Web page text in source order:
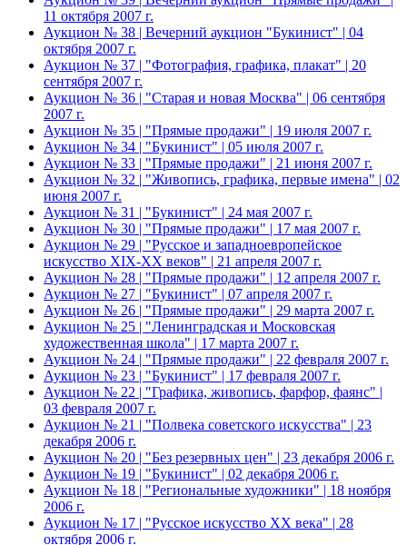
11 октября 2007 г.
Аукцион № 38 | Вечерний аукцион "Букинист" | 04
октября 2007 г.
Аукцион № 37 | "Фотография, графика, плакат" | 20
сентября 2007 г.
Аукцион № 36 | "Старая и новая Москва" | 06 сентября
2007 г.
Аукцион № 35 | "Прямые продажи" | 19 июля 2007 г.
Аукцион № 34 | "Букинист" | 05 июля 2007 г.
Аукцион № 33 | "Прямые продажи" | 21 июня 2007 г.
Аукцион № 32 | "Живопись, графика, первые имена" | 02
июня 2007 г.
Аукцион № 31 | "Букинист" | 24 мая 2007 г.
Аукцион № 30 | "Прямые продажи" | 17 мая 2007 г.
Аукцион № 29 | "Русское и западноевропейское
искусство XIX-XX веков" | 21 апреля 2007 г.
Аукцион № 28 | "Прямые продажи" | 12 апреля 2007 г.
Аукцион № 27 | "Букинист" | 07 апреля 2007 г.
Аукцион № 26 | "Прямые продажи" | 29 марта 2007 г.
Аукцион № 25 | "Ленинградская и Московская
художественная школа" | 17 марта 2007 г.
Аукцион № 24 | "Прямые продажи" | 22 февраля 2007 г.
Аукцион № 23 | "Букинист" | 17 февраля 2007 г.
Аукцион № 22 | "Графика, живопись, фарфор, фаянс" |
03 февраля 2007 г.
Аукцион № 21 | "Полвека советского искусства" | 23
декабря 2006 г.
Аукцион № 20 | "Без резервных цен" | 23 декабря 2006 г.
Аукцион № 19 | "Букинист" | 02 декабря 2006 г.
Аукцион № 18 | "Региональные художники" | 18 ноября
2006 г.
Аукцион № 17 | "Русское искусство XX века" | 28
октября 2006 г.